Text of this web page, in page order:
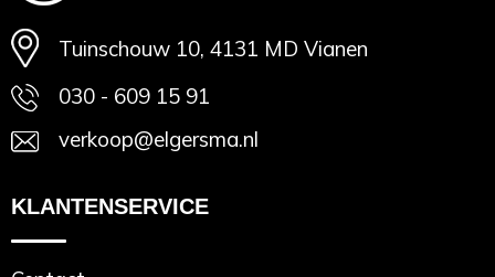
Tuinschouw 10, 4131 MD Vianen
030 - 609 15 91
verkoop@elgersma.nl
KLANTENSERVICE